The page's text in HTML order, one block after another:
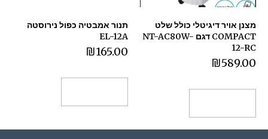
מצנן אויר דיגיטלי כולל שלט
COMPACT דגם NT-AC80W-
12-RC
₪589.00
תנור אמבטיה כפול נירוסטה
EL-12A
₪165.00